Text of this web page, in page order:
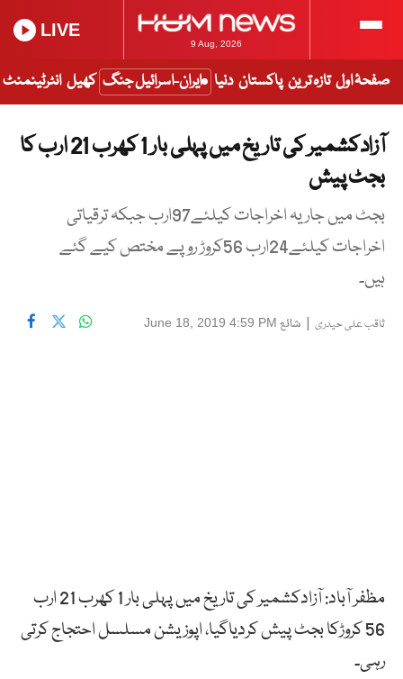
9 Aug, 2026
LIVE
صفحۂ اول تازہ ترین پاکستان دنیا ایران-اسرائیل جنگ کھیل انٹرٹینمنٹ
آزادکشمیر کی تاریخ میں پہلی بار 1 کھرب 21 ارب کا
بجٹ پیش
بجٹ میں جاریہ اخراجات کیلئے97ارب جبکہ ترقیاتی
اخراجات کیلئے24ارب 56کروڑ روپے مختص کیے گئے
ہیں۔
ثاقب علی حیدری | شائع June 18, 2019 4:59 PM
مظفر آباد: آزادکشمیر کی تاریخ میں پہلی بار 1 کھرب 21 ارب
56 کروڑکا بجٹ پیش کردیاگیا، اپوزیشن مسلسل احتجاج کرتی
رہی۔